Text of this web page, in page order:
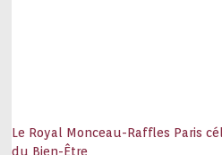
Le Royal Monceau-Raffles Paris
du Bien-Être